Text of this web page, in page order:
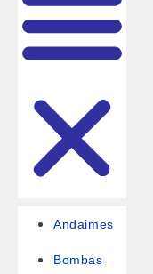
Andaimes
Bombas